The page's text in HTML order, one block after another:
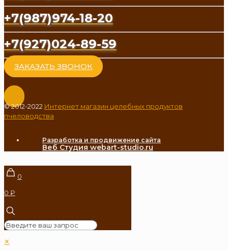
+7(987)974-18-20
+7(927)024-89-59
ЗАКАЗАТЬ ЗВОНОК
© 2012-2022 Интернет магазин целебных продуктов
пчеловодства
Разработка и продвижение сайта
Веб Студия webart-studio.ru
0
0 ₽
✕